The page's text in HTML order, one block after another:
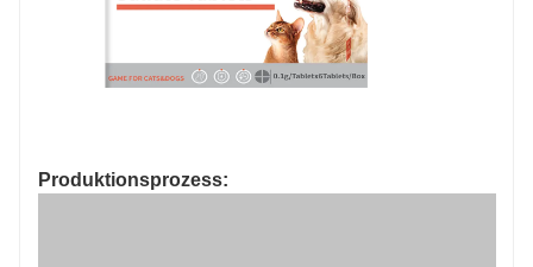
Produktionsprozess: